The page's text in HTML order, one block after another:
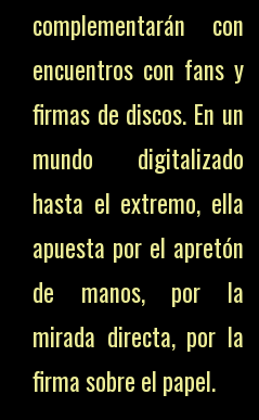
complementarán con
encuentros con fans y
firmas de discos. En un
mundo digitalizado
hasta el extremo, ella
apuesta por el apretón
de manos, por la
mirada directa, por la
firma sobre el papel.